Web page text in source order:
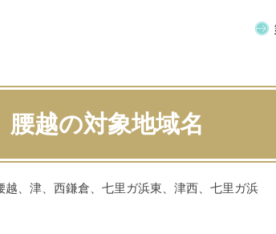
腰越の対象地域名
越、津、西鎌倉、七里ガ浜東、津西、七里ガ浜